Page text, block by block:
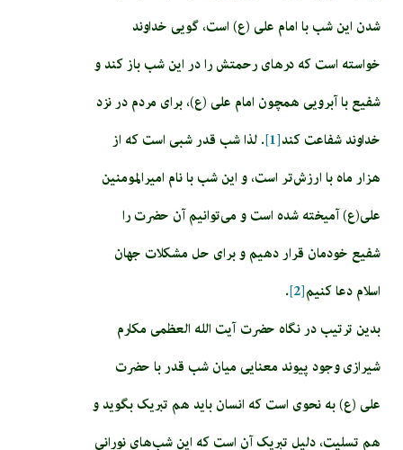
شدن این شب با امام علی (ع) است، گویی خداوند
خواسته است که درهای رحمتش را در این شب باز کند و
شفیع با آبرویی همچون امام علی (ع)، برای مردم در نزد
خداوند شفاعت کند[1]
. لذا شب قدر شبی است که از
هزار ماه با ارزش‌تر است، و این شب با نام امیرالمومنین
علی(ع) آمیخته شده است و می‌توانیم آن حضرت را
شفیع خودمان قرار دهیم و برای حل مشکلات جهان
اسلام دعا کنیم[2]
.
بدین ترتیب در نگاه حضرت آیت الله العظمی مکارم
شیرازی وجود پیوند معنایی میان شب قدر با حضرت
علی (ع) به نحوی است که انسان باید هم تبریک بگوید و
هم تسلیت، دلیل تبریک آن است که این شب‌های نورانی